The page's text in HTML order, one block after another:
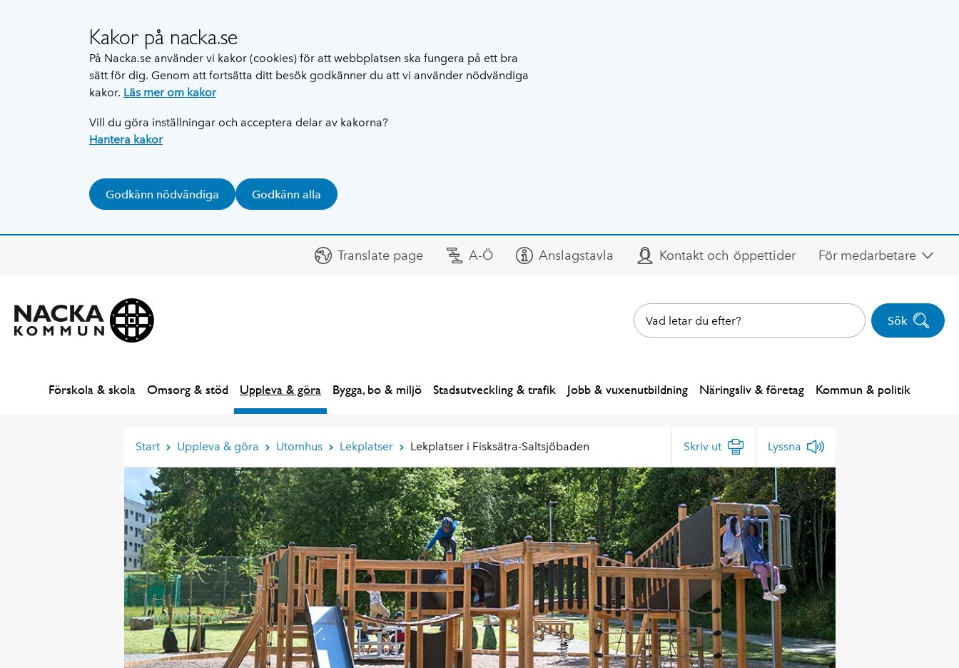
Kakor på nacka.se
På Nacka.se använder vi kakor (cookies) för att webbplatsen ska fungera på ett bra
sätt för dig. Genom att fortsätta ditt besök godkänner du att vi använder nödvändiga
kakor. Läs mer om kakor
Vill du göra inställningar och acceptera delar av kakorna?
Hantera kakor
Godkänn nödvändiga Godkänn alla
Translate page A-Ö Anslagstavla Kontakt och öppettider För medarbetare
Sök
Förskola & skola Omsorg & stöd Uppleva & göra Bygga, bo & miljö Stadsutveckling & trafik Jobb & vuxenutbildning Näringsliv & företag Kommun & politik
Start Uppleva & göra Utomhus Lekplatser Lekplatser i Fisksätra-Saltsjöbaden Skriv ut Lyssna